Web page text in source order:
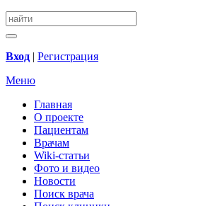
Вход | Регистрация
Меню
Главная
О проекте
Пациентам
Врачам
Wiki-статьи
Фото и видео
Новости
Поиск врача